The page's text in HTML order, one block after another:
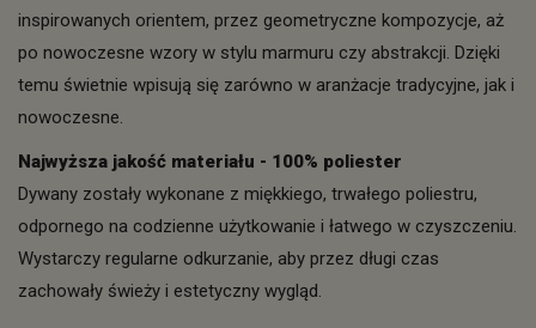
inspirowanych orientem, przez geometryczne kompozycje, aż
po nowoczesne wzory w stylu marmuru czy abstrakcji. Dzięki
temu świetnie wpisują się zarówno w aranżacje tradycyjne, jak i
nowoczesne.
Najwyższa jakość materiału - 100% poliester
Dywany zostały wykonane z miękkiego, trwałego poliestru,
odpornego na codzienne użytkowanie i łatwego w czyszczeniu.
Wystarczy regularne odkurzanie, aby przez długi czas
zachowały świeży i estetyczny wygląd.